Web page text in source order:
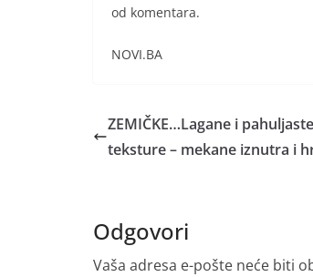
od komentara.
NOVI.BA
ZEMIČKE…Lagane i
teksture – mekane iznutra i
Odgovori
Vaša adresa e-pošte neće biti